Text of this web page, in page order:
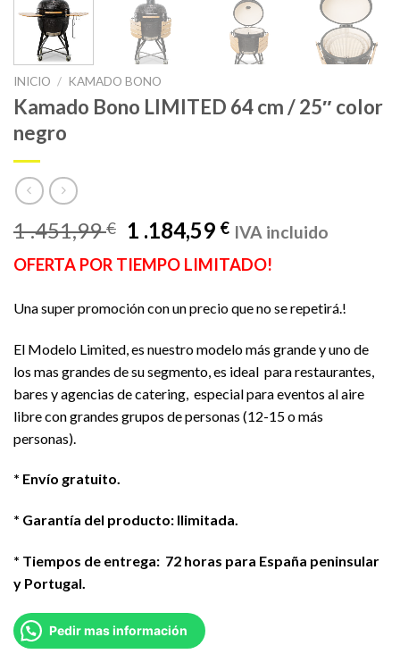
INICIO / KAMADO BONO
Kamado Bono LIMITED 64 cm / 25″ color
negro
1 .451,99€
El
precio
original
1
1 .184,59 €El
actual
1
IVA incluido
OFERTA POR TIEMPO LIMITADO!
Una super promoción con un precio que no se repetirá.!
El Modelo Limited, es nuestro modelo más grande y uno de
los mas grandes de su segmento, es ideal para restaurantes,
bares y agencias de catering, especial para eventos al aire
libre con grandes grupos de personas (12-15 o más
personas).
* Envío gratuito.
* Garantía del producto: Ilimitada.
* Tiempos de entrega: 72 horas para España peninsular
y Portugal.
Pedir mas información